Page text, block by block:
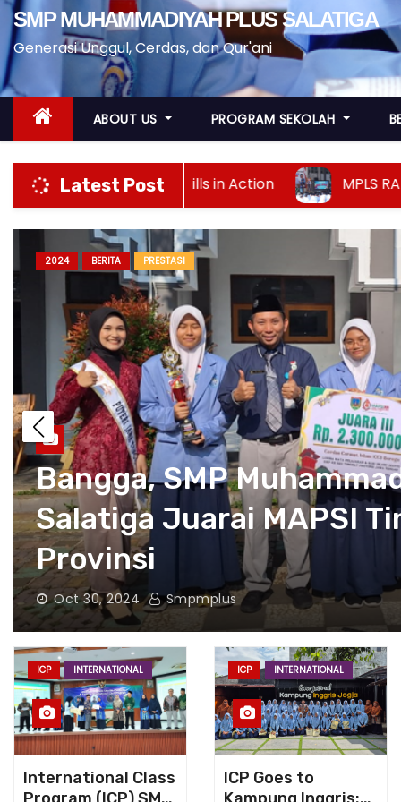
SMP MUHAMMADIYAH PLUS SALATIGA
Generasi Unggul, Cerdas, dan Qur'ani
ABOUT US PROGRAM SEKOLAH
Latest Post
Skills in Action MPLS RAMAH Bersama
PRESTASI 2024 BERITA PENCAK SILAT
SMP Muhammadiyah
Raih Juara Umum di
Championship 5 2024
Sep 10, 2024 Smpmplus
ICP INTERNATIONAL
International Class
ICP INTERNATIONAL
ICP Goes to